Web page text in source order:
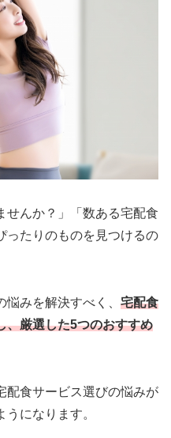
せんか？」「数ある宅配食
ったりのものを見つけるの
みを解決すべく、 宅配食
、厳選した5つのおすすめ
配食サービス選びの悩みが
になります。